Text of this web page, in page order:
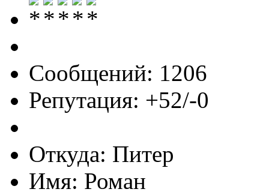
Сообщений: 1206
Репутация: +52/-0
Откуда: Питер
Имя: Роман